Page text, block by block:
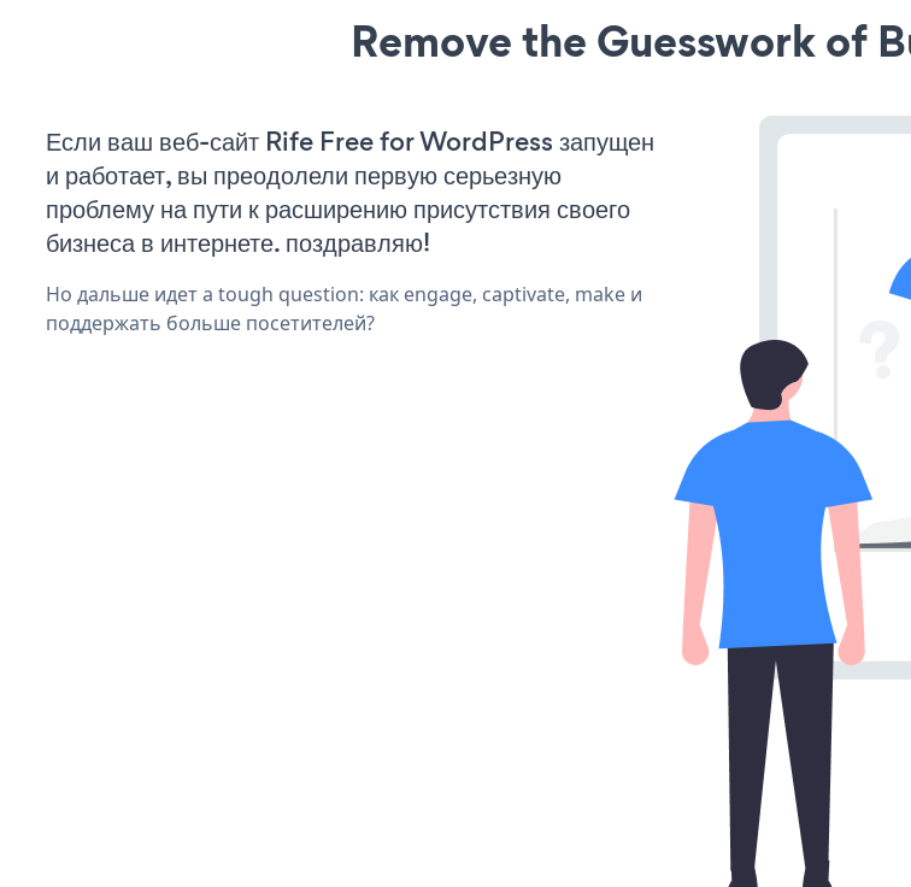
Remove the Guesswork of
Если ваш веб-сайт Rife Free for WordPress запущен
и работает, вы преодолели первую серьезную
проблему на пути к расширению присутствия своего
бизнеса в интернете. поздравляю!
Но дальше идет a tough question: как engage, captivate, make и
поддержать больше посетителей?